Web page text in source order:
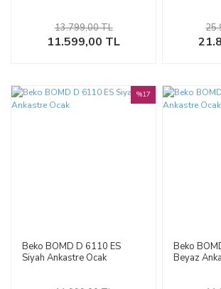
11.599,00 TL
13.799,00 TL
Beko BOMD D 6110 ES
Siyah Ankastre Ocak
%17
Beko
Beyaz